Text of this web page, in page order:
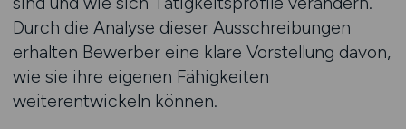
Durch die Analyse dieser Ausschreibungen
erhalten Bewerber eine klare Vorstellung davon,
wie sie ihre eigenen Fähigkeiten
weiterentwickeln können.